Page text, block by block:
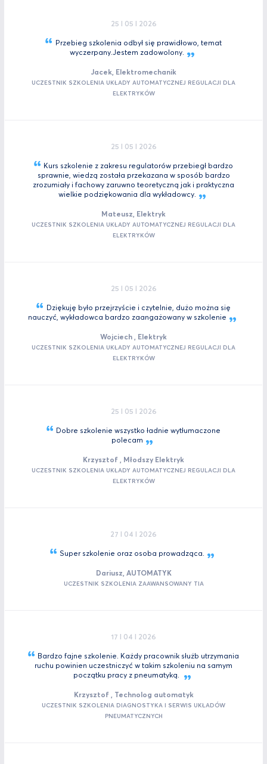
25 I 05 I 2026
Przebieg szkolenia odbył się prawidłowo, temat
wyczerpany.Jestem zadowolony.
Jacek, Elektromechanik
UCZESTNIK SZKOLENIA UKŁADY AUTOMATYCZNEJ REGULACJI DLA
ELEKTRYKÓW
25 I 05 I 2026
Kurs szkolenie z zakresu regulatorów przebiegł bardzo
sprawnie, wiedzą została przekazana w sposób bardzo
zrozumiały i fachowy zaruwno teoretyczną jak i praktyczna
wielkie podziękowania dla wykładowcy.
Mateusz, Elektryk
UCZESTNIK SZKOLENIA UKŁADY AUTOMATYCZNEJ REGULACJI DLA
ELEKTRYKÓW
25 I 05 I 2026
Dziękuję było przejrzyście i czytelnie, dużo można się
nauczyć, wykładowca bardzo zaangażowany w szkolenie
Wojciech , Elektryk
UCZESTNIK SZKOLENIA UKŁADY AUTOMATYCZNEJ REGULACJI DLA
ELEKTRYKÓW
25 I 05 I 2026
Dobre szkolenie wszystko ładnie wytłumaczone
polecam
Krzysztof , Młodszy Elektryk
UCZESTNIK SZKOLENIA UKŁADY AUTOMATYCZNEJ REGULACJI DLA
ELEKTRYKÓW
27 I 04 I 2026
Super szkolenie oraz osoba prowadząca.
Dariusz, AUTOMATYK
UCZESTNIK SZKOLENIA ZAAWANSOWANY TIA
17 I 04 I 2026
Bardzo fajne szkolenie. Każdy pracownik służb utrzymania
ruchu powinien uczestniczyć w takim szkoleniu na samym
początku pracy z pneumatyką.
Krzysztof , Technolog automatyk
UCZESTNIK SZKOLENIA DIAGNOSTYKA I SERWIS UKŁADÓW
PNEUMATYCZNYCH